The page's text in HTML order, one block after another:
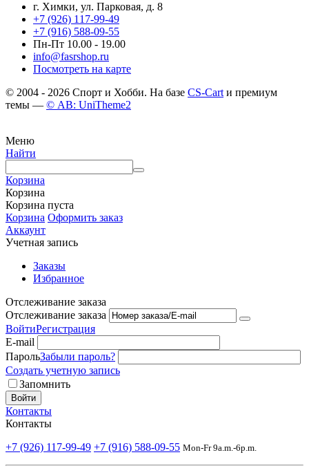
г. Химки, ул. Парковая, д. 8
+7 (926) 117-99-49
+7 (916) 588-09-55
Пн-Пт 10.00 - 19.00
info@fasrshop.ru
Посмотреть на карте
© 2004 - 2026 Спорт и Хобби. На базе CS-Cart и премиум
темы — © AB: UniTheme2
Меню
Найти
Корзина
Корзина
Корзина пуста
Корзина Оформить заказ
Аккаунт
Учетная запись
Заказы
Избранное
Отслеживание заказа
Отслеживание заказа
ВойтиРегистрация
E-mail
ПарольЗабыли пароль?
Создать учетную запись
Запомнить
Войти
Контакты
Контакты
+7 (926) 117-99-49 +7 (916) 588-09-55 Mon-Fr 9a.m.-6p.m.